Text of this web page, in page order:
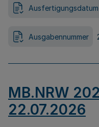
Ausfertigungsdatum
Ausgabennummer
MB.NRW
22.07.2026